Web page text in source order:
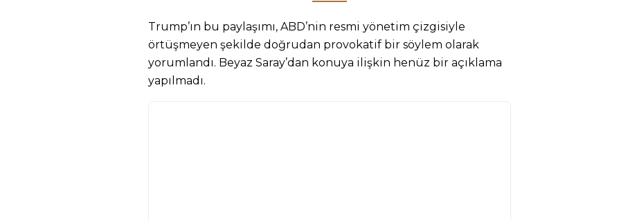
Trump’ın bu paylaşımı, ABD’nin resmi yönetim çizgisiyle
örtüşmeyen şekilde doğrudan provokatif bir söylem olarak
yorumlandı. Beyaz Saray’dan konuya ilişkin henüz bir açıklama
yapılmadı.